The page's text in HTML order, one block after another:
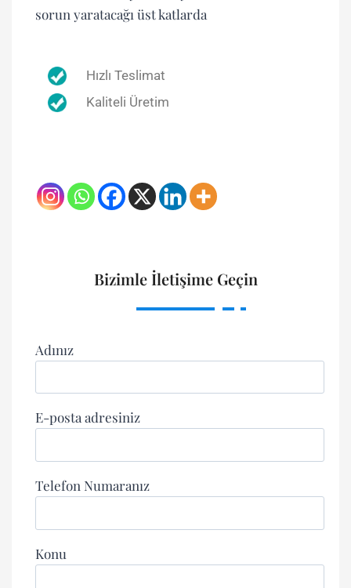
sorun yaratacağı üst katlarda
Hızlı Teslimat
Kaliteli Üretim
Bizimle İletişime Geçin
Adınız
E-posta adresiniz
Telefon Numaranız
Konu